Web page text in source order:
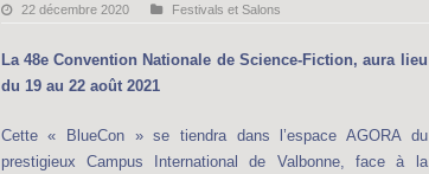
22 décembre 2020 Festivals et Salons
La 48e Convention Nationale de Science-Fiction, aura lieu
du 19 au 22 août 2021
Cette « BlueCon » se tiendra dans l’espace AGORA du
prestigieux Campus International de Valbonne, face à la